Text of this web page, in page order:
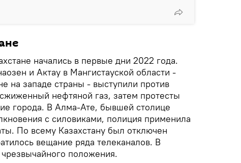
начались в первые дни 2022 года.
и Актау в Мангистауской области -
на западе страны - выступили против
нефтяной газ, затем протесты
города. В Алма-Ате, бывшей столице
с силовиками, полиция применила
По всему Казахстану был отключен
вещание ряда телеканалов. В
положения.